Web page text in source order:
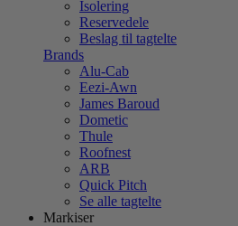
Isolering
Reservedele
Beslag til tagtelte
Brands
Alu-Cab
Eezi-Awn
James Baroud
Dometic
Thule
Roofnest
ARB
Quick Pitch
Se alle tagtelte
Markiser